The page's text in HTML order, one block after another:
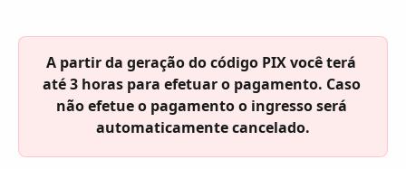
A partir da geração do código PIX você terá
até 3 horas para efetuar o pagamento. Caso
não efetue o pagamento o ingresso será
automaticamente cancelado.